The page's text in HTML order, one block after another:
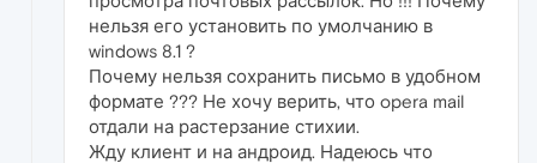
нельзя его установить по умолчанию в
windows 8.1 ?
Почему нельзя сохранить письмо в удобном
формате ??? Не хочу верить, что opera mail
отдали на растерзание стихии.
Жду клиент и на андроид. Надеюсь что